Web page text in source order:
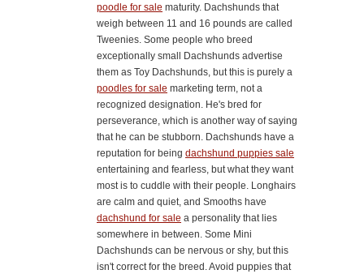
poodle for sale maturity. Dachshunds that
weigh between 11 and 16 pounds are called
Tweenies. Some people who breed
exceptionally small Dachshunds advertise
them as Toy Dachshunds, but this is purely a
poodles for sale marketing term, not a
recognized designation. He's bred for
perseverance, which is another way of saying
that he can be stubborn. Dachshunds have a
reputation for being dachshund puppies sale
entertaining and fearless, but what they want
most is to cuddle with their people. Longhairs
are calm and quiet, and Smooths have
dachshund for sale a personality that lies
somewhere in between. Some Mini
Dachshunds can be nervous or shy, but this
isn't correct for the breed. Avoid puppies that